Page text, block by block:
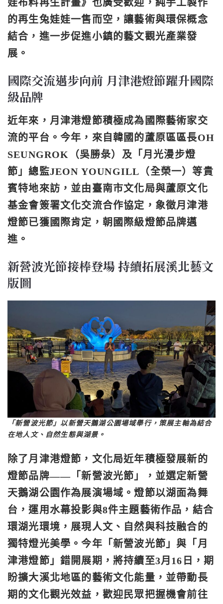
娃布料再生計畫》也廣受歡迎，純手工製作
的再生兔娃娃一售而空，讓藝術與環保概念
結合，進一步促進小鎮的藝文觀光產業發
展。
國際交流邁步向前 月津港燈節躍升國際
級品牌
近年來， 月津港燈節積極成為國際藝術家交
流的平台。今年，來自韓國的蘆原區區長OH
SEUNGROK（吳勝彔）及「月光漫步燈
節」總監JEON YOUNGILL（全榮一）等貴
賓特地來訪，並由臺南市文化局與蘆原文化
基金會簽署文化交流合作協定，象徵月津港
燈節已獲國際肯定，朝 國際級燈節品牌邁
進。
新營波光節接棒登場 持續拓展溪北藝文
版圖
「新營波光節」以新營天鵝湖公園場域舉行，策展主軸為結合
在地人文、自然生態與湖景。
除了月津港燈節，文化局近年積極發展新的
燈節品牌—— 「新營波光節」 ，並選定新營
天鵝湖公園作為展演場域。燈節以湖面為舞
台 ，運用水幕投影與8件主題藝術作品，結合
環湖光環境，展現人文、自然與科技融合的
獨特燈光美學。今年「 新營波光節 」與「 月
津港燈節 」錯開展期 ，將持續至3月16日
，期
盼擴大溪北地區的藝術文化能量，並帶動長
期的文化觀光效益，歡迎民眾把握機會前往